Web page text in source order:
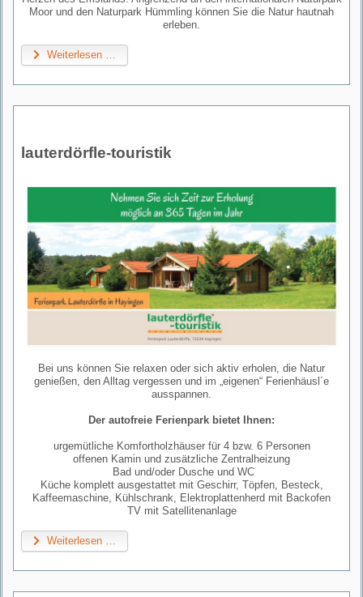
Moor und den Naturpark Hümmling können Sie die Natur hautnah
erleben.
Weiterlesen …
lauterdörfle-touristik
Bei uns können Sie relaxen oder sich aktiv erholen, die Natur
genießen, den Alltag vergessen und im „eigenen“ Ferienhäusl´e
ausspannen.
Der autofreie Ferienpark bietet Ihnen:
urgemütliche Komfortholzhäuser für 4 bzw. 6 Personen
offenen Kamin und zusätzliche Zentralheizung
Bad und/oder Dusche und WC
Küche komplett ausgestattet mit Geschirr, Töpfen, Besteck,
Kaffeemaschine, Kühlschrank, Elektroplattenherd mit Backofen
TV mit Satellitenanlage
Weiterlesen …